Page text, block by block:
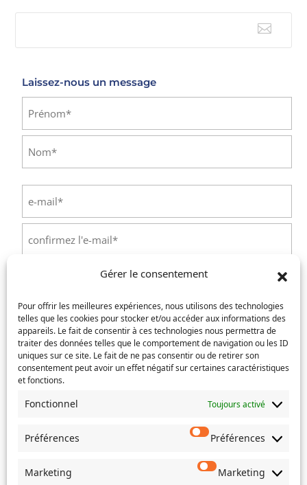
Gérer le consentement
Pour offrir les meilleures expériences, nous utilisons des technologies
telles que les cookies pour stocker et/ou accéder aux informations des
appareils. Le fait de consentir à ces technologies nous permettra de
traiter des données telles que le comportement de navigation ou les ID
uniques sur ce site. Le fait de ne pas consentir ou de retirer son
consentement peut avoir un effet négatif sur certaines caractéristiques
et fonctions.
Fonctionnel Toujours activé
Préférences Préférences
Marketing Marketing

Laissez-nous un message
Prénom
mail(Nécessaire)
Saisissez
un
e-
(Nécessaire)
Service concerné(Nécessaire)
Si votre demande concerne des actes de naissance et/ou
de mariage, choisissez l'Etat-Civil comme service
Objet